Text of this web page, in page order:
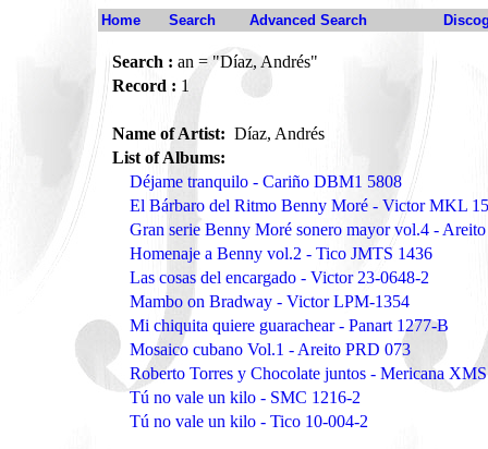
Home Search Advanced Search
Search : an = "Díaz, Andrés"
Record : 1
Name of Artist: Díaz, Andrés
List of Albums:
Déjame tranquilo - Cariño DBM1 5808
El Bárbaro del Ritmo Benny Moré - Victor MKL
Gran serie Benny Moré sonero mayor vol.4 -
Homenaje a Benny vol.2 - Tico JMTS 1436
Las cosas del encargado - Victor 23-0648-2
Mambo on Bradway - Victor LPM-1354
Mi chiquita quiere guarachear - Panart 1277-B
Mosaico cubano Vol.1 - Areito PRD 073
Roberto Torres y Chocolate juntos - Mericana
Tú no vale un kilo - SMC 1216-2
Tú no vale un kilo - Tico 10-004-2